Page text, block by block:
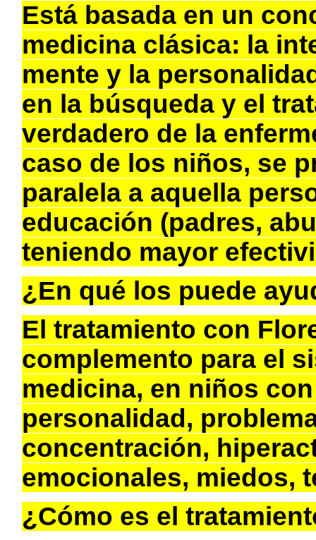
Está basada en un
medicina clásica: la
mente y la
en la búsqueda y el
verdadero de la
caso de los niños, se
paralela a aquella
educación (padres,
teniendo mayor
¿En qué los puede
El tratamiento con
complemento para el
medicina, en niños
personalidad,
concentración,
emocionales, miedos,
¿Cómo es el